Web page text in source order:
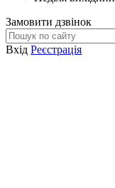
Замовити дзвінок
Вхід Реєстрація